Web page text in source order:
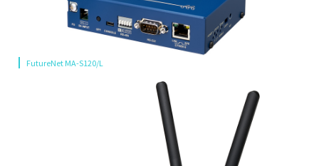
FutureNet MA-S120/L